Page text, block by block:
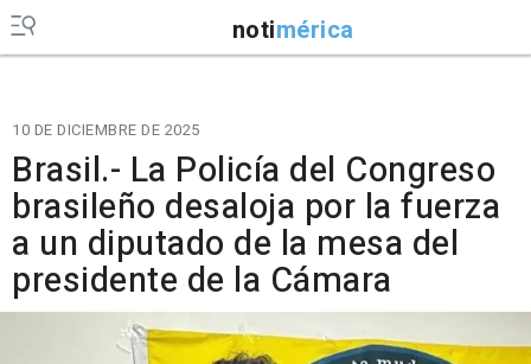
notimérica
10 DE DICIEMBRE DE 2025
Brasil.- La Policía del Congreso
brasileño desaloja por la fuerza
a un diputado de la mesa del
presidente de la Cámara